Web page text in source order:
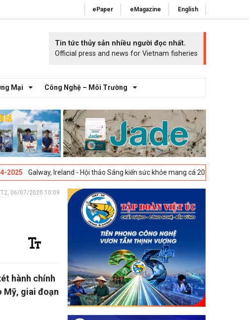
ePaper eMagazine English
Tin tức thủy sản nhiều người đọc nhất.
Official press and news for Vietnam fisheries
Mại Công Nghệ – Môi Trường
Ireland - Hội thảo Sáng kiến sức khỏe mang cá 2025 -23-04-2025
T2, 06/07/2020 10:09
hành chính
Mỹ, giai đoạn